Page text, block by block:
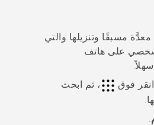
مسبقًا وتنزيلها والتي
على هاتف
فوق
، ثم ابحث